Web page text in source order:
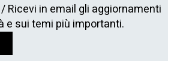
/ Ricevi in email gli aggiornamenti
e sui temi più importanti.